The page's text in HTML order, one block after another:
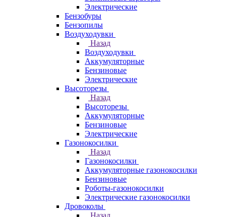
Электрические
Бензобуры
Бензопилы
Воздуходувки
Назад
Воздуходувки
Аккумуляторные
Бензиновые
Электрические
Высоторезы
Назад
Высоторезы
Аккумуляторные
Бензиновые
Электрические
Газонокосилки
Назад
Газонокосилки
Аккумуляторные газонокосилки
Бензиновые
Роботы-газонокосилки
Электрические газонокосилки
Дровоколы
Назад